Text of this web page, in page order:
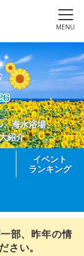
MENU
、海水浴場、
紹介
イベント
ランキング
部、昨年の情
さい。